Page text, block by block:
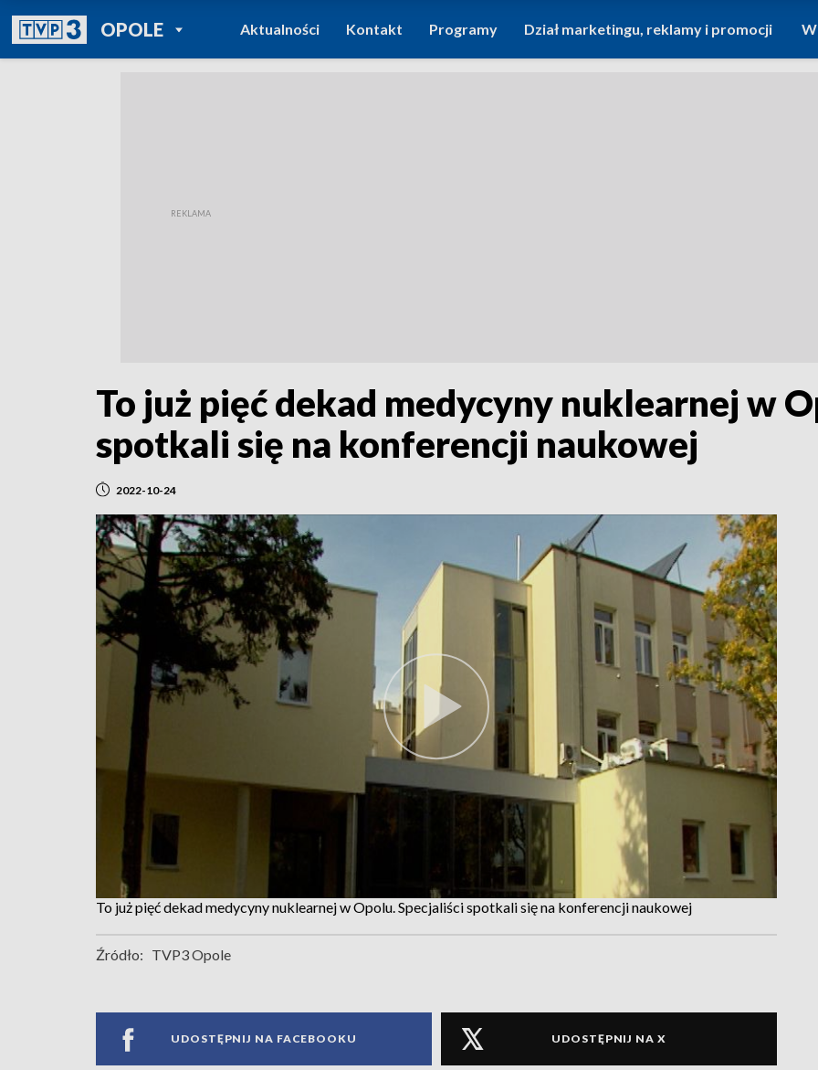
OPOLEPOWRÓT DO
TVP REGIONY
Aktualności Kontakt Programy Dział marketingu, reklamy i promocji
To już pięć dekad medycyny nuklearnej w
spotkali się na konferencji naukowej
2022-10-24
To już pięć dekad medycyny nuklearnej w Opolu. Specjaliści spotkali się na konferencji naukowej
Źródło: TVP3 Opole
UDOSTĘPNIJ NA FACEBOOKU UDOSTĘPNIJ NA X